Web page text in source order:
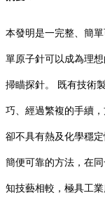
本發明是一完整、簡
單原子針可以成為理
掃瞄探針。 既有技術
巧、經過繁複的手續
卻不具有熱及化學穩
簡便可靠的方法，在
知技藝相較，極具工業